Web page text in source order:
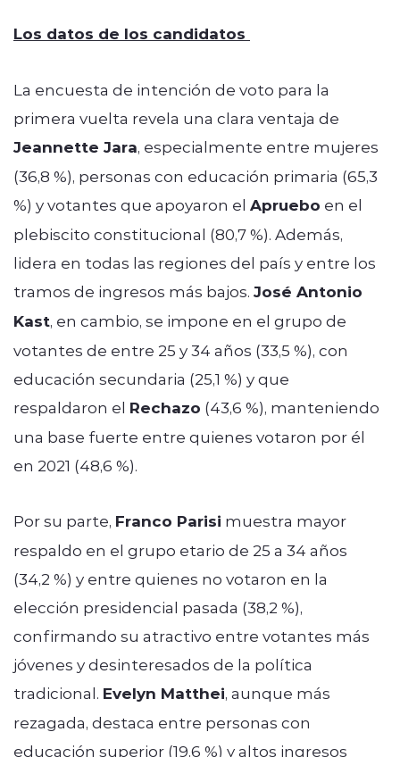
Los datos de los candidatos
La encuesta de intención de voto para la
primera vuelta revela una clara ventaja de
Jeannette Jara, especialmente entre mujeres
(36,8 %), personas con educación primaria (65,3
%) y votantes que apoyaron el Apruebo en el
plebiscito constitucional (80,7 %). Además,
lidera en todas las regiones del país y entre los
tramos de ingresos más bajos. José Antonio
Kast, en cambio, se impone en el grupo de
votantes de entre 25 y 34 años (33,5 %), con
educación secundaria (25,1 %) y que
respaldaron el Rechazo (43,6 %), manteniendo
una base fuerte entre quienes votaron por él
en 2021 (48,6 %).
Por su parte, Franco Parisi muestra mayor
respaldo en el grupo etario de 25 a 34 años
(34,2 %) y entre quienes no votaron en la
elección presidencial pasada (38,2 %),
confirmando su atractivo entre votantes más
jóvenes y desinteresados de la política
tradicional. Evelyn Matthei, aunque más
rezagada, destaca entre personas con
educación superior (19,6 %) y altos ingresos